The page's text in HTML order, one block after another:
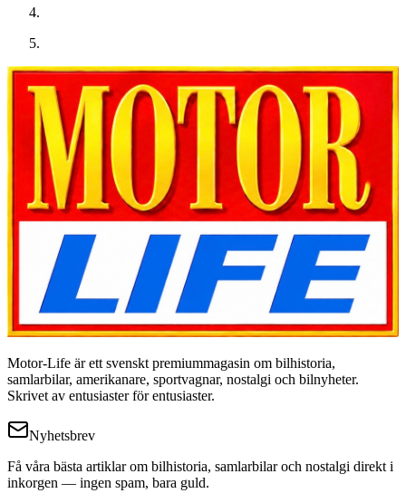
Motor-Life är ett svenskt premiummagasin om bilhistoria,
samlarbilar, amerikanare, sportvagnar, nostalgi och bilnyheter.
Skrivet av entusiaster för entusiaster.
Nyhetsbrev
Få våra bästa artiklar om bilhistoria, samlarbilar och nostalgi direkt i
inkorgen — ingen spam, bara guld.